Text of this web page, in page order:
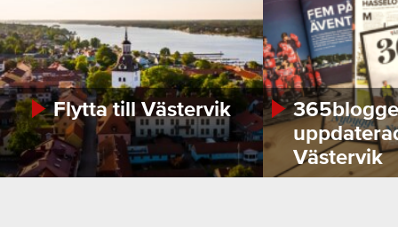
Flytta till Västervik
Västervik